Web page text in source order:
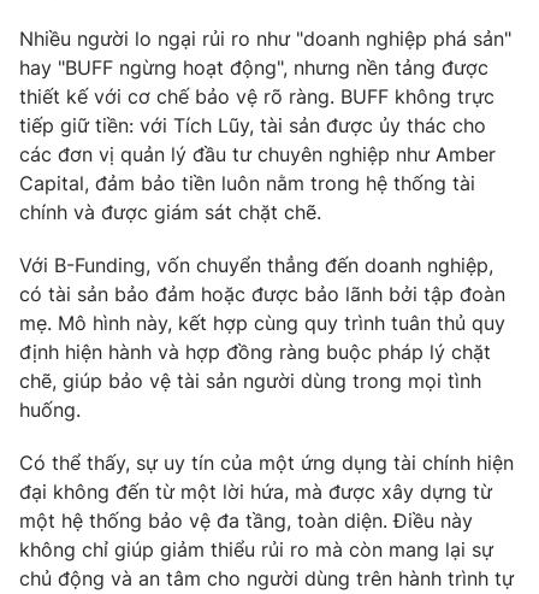
Nhiều người lo ngại rủi ro như "doanh nghiệp phá sản"
hay "BUFF ngừng hoạt động", nhưng nền tảng được
thiết kế với cơ chế bảo vệ rõ ràng. BUFF không trực
tiếp giữ tiền: với Tích Lũy, tài sản được ủy thác cho
các đơn vị quản lý đầu tư chuyên nghiệp như Amber
Capital, đảm bảo tiền luôn nằm trong hệ thống tài
chính và được giám sát chặt chẽ.
Với B-Funding, vốn chuyển thẳng đến doanh nghiệp,
có tài sản bảo đảm hoặc được bảo lãnh bởi tập đoàn
mẹ. Mô hình này, kết hợp cùng quy trình tuân thủ quy
định hiện hành và hợp đồng ràng buộc pháp lý chặt
chẽ, giúp bảo vệ tài sản người dùng trong mọi tình
huống.
Có thể thấy, sự uy tín của một ứng dụng tài chính hiện
đại không đến từ một lời hứa, mà được xây dựng từ
một hệ thống bảo vệ đa tầng, toàn diện. Điều này
không chỉ giúp giảm thiểu rủi ro mà còn mang lại sự
chủ động và an tâm cho người dùng trên hành trình tự